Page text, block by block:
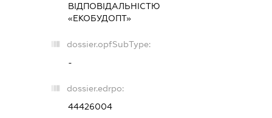
ВІДПОВІДАЛЬНІСТЮ
«ЕКОБУДОПТ»
dossier.opfSubType:
-
dossier.edrpo:
44426004